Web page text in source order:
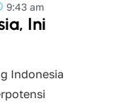
9:43 am
Ini
Indonesia